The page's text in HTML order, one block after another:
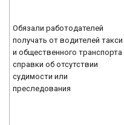
Обязали работодателей
получать от водителей такси
и общественного транспорта
справки об отсутствии
судимости или
преследования